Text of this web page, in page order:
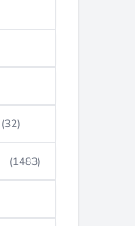
(32)
(1483)